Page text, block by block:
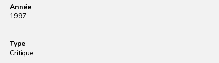
Année
1997
Type
Critique